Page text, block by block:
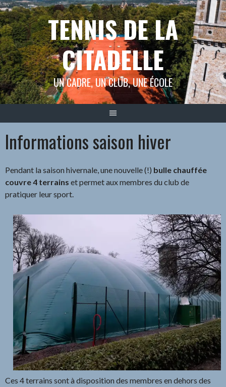
Aller
au
contenu
TENNIS DE LA
CITADELLE
UN CADRE, UN CLUB, UNE ÉCOLE
Informations saison hiver
Pendant la saison hivernale, une nouvelle (!) bulle chauffée
couvre 4 terrains et permet aux membres du club de
pratiquer leur sport.
Ces 4 terrains sont à disposition des membres en dehors des